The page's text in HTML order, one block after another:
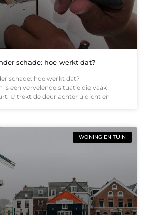
schade: hoe werkt dat?
schade: hoe werkt dat?
is een vervelende situatie die vaak
U trekt de deur achter u dicht en
WONING EN TUIN